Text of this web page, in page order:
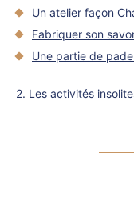
Un atelier façon
Fabriquer son
Une partie de
2. Les activités